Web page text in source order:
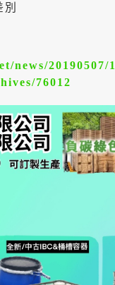
news/20190507/
76012